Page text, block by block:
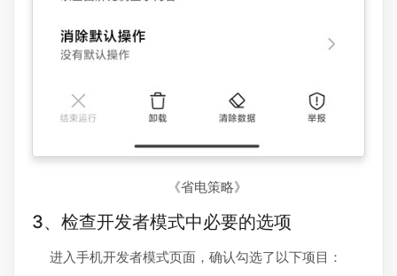
《省电策略》
3、检查开发者模式中必要的选项
进入手机开发者模式页面，确认勾选了以下项目：